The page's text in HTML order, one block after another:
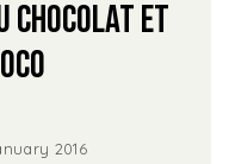
Chocolat et
2016